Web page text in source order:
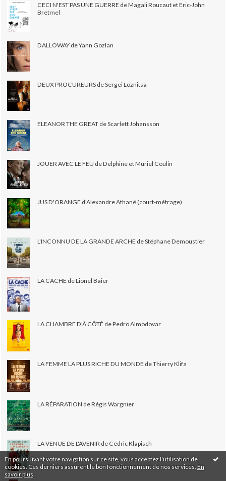
En poursuivant votre navigation sur ce site, vous acceptez l'utilisation de
cookies. Ces derniers assurent le bon fonctionnement de nos services. En
savoir plus
CECI N'EST PAS UNE GUERRE de Magali Roucaut et Eric-John
Bretmel
DALLOWAY de Yann Gozlan
DEUX PROCUREURS de Sergei Loznitsa
ELEANOR THE GREAT de Scarlett Johansson
JOUER AVEC LE FEU de Delphine et Muriel Coulin
JUS D'ORANGE d'Alexandre Athané (court-métrage)
L'INCONNU DE LA GRANDE ARCHE de Stéphane Demoustier
LA CACHE de Lionel Baier
LA CHAMBRE D'À CÔTÉ de Pedro Almodovar
LA FEMME LA PLUS RICHE DU MONDE de Thierry Klifa
LA RÉPARATION de Régis Wargnier
LA VENUE DE L'AVENIR de Cédric Klapisch